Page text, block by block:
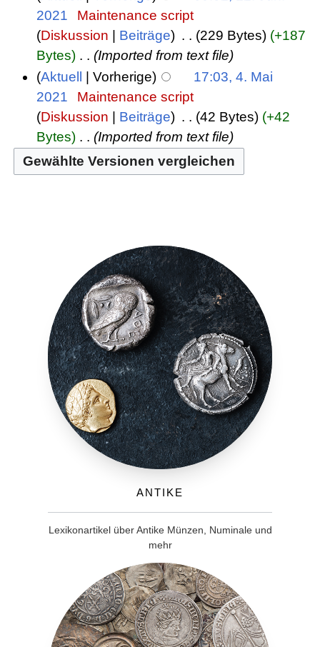
2021
Maintenance script
Diskussion
Beiträge 229 Bytes
+187
Bytes ‎
Imported from text file
Aktuell
Vorherige
17:03, 4. Mai
2021
Maintenance script
Diskussion
Beiträge 42 Bytes
+42
Bytes ‎ Imported from text file
Antike
Lexikonartikel über Antike Münzen, Numinale und
mehr